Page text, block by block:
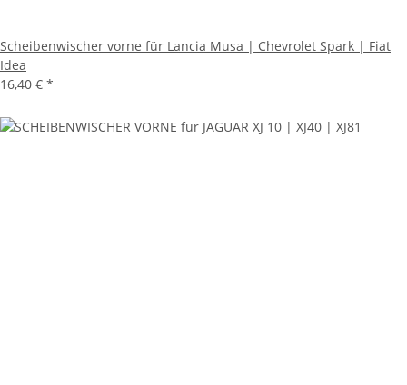
Scheibenwischer vorne für Lancia Musa | Chevrolet Spark | Fiat
Idea
16,40 € *